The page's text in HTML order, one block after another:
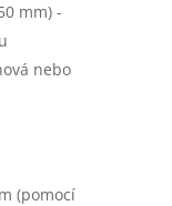
mm) -
nebo
(pomocí